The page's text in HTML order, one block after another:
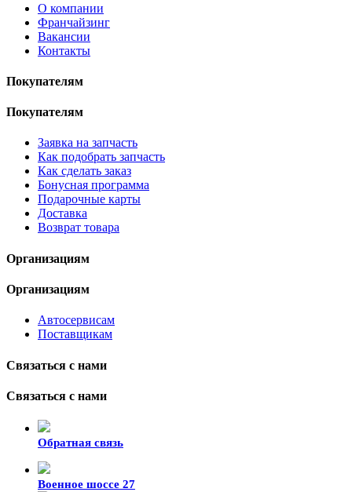
О компании
Франчайзинг
Вакансии
Контакты
Покупателям
Покупателям
Заявка на запчасть
Как подобрать запчасть
Как сделать заказ
Бонусная программа
Подарочные карты
Доставка
Возврат товара
Организациям
Организациям
Автосервисам
Поставщикам
Связаться с нами
Связаться с нами
Обратная связь
Военное шоссе 27